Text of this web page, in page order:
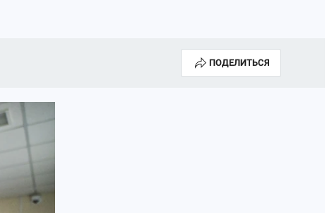
ПОДЕЛИТЬСЯ